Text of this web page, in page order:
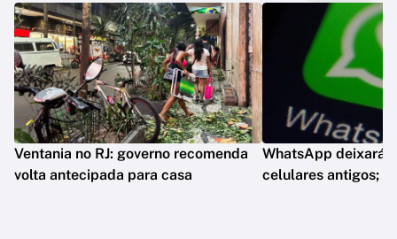
Ventania no RJ: governo recomenda
volta antecipada para casa
WhatsApp deixará
celulares antigos;